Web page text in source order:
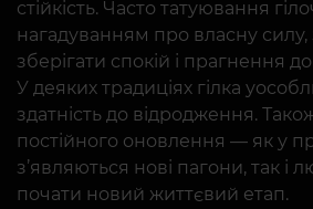
стійкість. Часто татуювання
нагадуванням про власну силу,
зберігати спокій і прагнення до
У деяких традиціях гілка
здатність до відродження.
постійного оновлення — як у
з’являються нові пагони, так і
почати новий життєвий етап.